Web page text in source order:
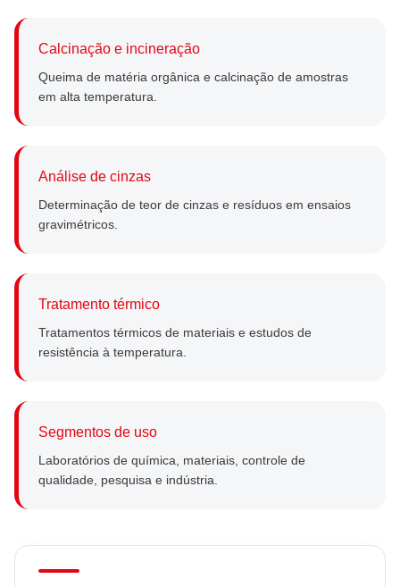
Calcinação e incineração
Queima de matéria orgânica e calcinação de amostras
em alta temperatura.
Análise de cinzas
Determinação de teor de cinzas e resíduos em ensaios
gravimétricos.
Tratamento térmico
Tratamentos térmicos de materiais e estudos de
resistência à temperatura.
Segmentos de uso
Laboratórios de química, materiais, controle de
qualidade, pesquisa e indústria.